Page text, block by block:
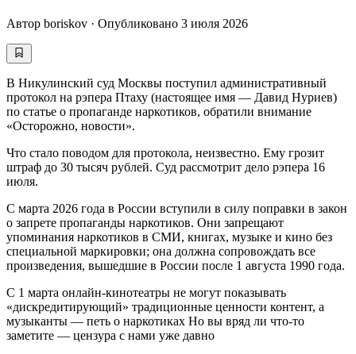
Автор boriskov · Опубликовано 3 июля 2026
В Никулинский суд Москвы поступил административный
протокол на рэпера Птаху (настоящее имя — Давид Нуриев)
по статье о пропаганде наркотиков, обратили внимание
«Осторожно, новости».
Что стало поводом для протокола, неизвестно. Ему грозит
штраф до 30 тысяч рублей. Суд рассмотрит дело рэпера 16
июля.
С марта 2026 года в России вступили в силу поправки в закон
о запрете пропаганды наркотиков. Они запрещают
упоминания наркотиков в СМИ, книгах, музыке и кино без
специальной маркировки; она должна сопровождать все
произведения, вышедшие в России после 1 августа 1990 года.
С 1 марта онлайн-кинотеатры не могут показывать
«дискредитирующий» традиционные ценности контент, а
музыканты — петь о наркотиках Но вы вряд ли что-то
заметите — цензура с нами уже давно